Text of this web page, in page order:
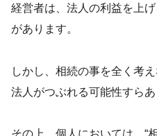
経営者は、法人の利益を上
があります。
しかし、相続の事を全く考
法人がつぶれる可能性すらあ